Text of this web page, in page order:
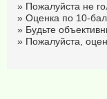
» Пожалуйста не
» Оценка по 10-
» Будьте
» Пожалуйста,